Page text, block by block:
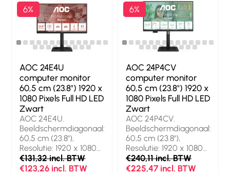
Oorspronkelijke
beeldverhouding: 16:9,
Kijkhoek, horizontaal:
178°, Kijkhoek, verticaal:
178°. Ingebouwde
USB-hub, Versie USB-
hub: 2.0 / 3.2 Gen 1 (3.1
Gen 1). VESA-montage,
In hoogte verstelbaar.
Kleur van het product:
Zwart
knoppen: 6, Scroll
type: Wiel. Stroombron:
Kabel. Kleur van het
product: Zwart
6%
AOC 24E4U
computer monitor
60,5 cm (23.8") 1920 x
1080 Pixels Full HD LED
Zwart
AOC 24E4U.
Beeldschermdiagonaal:
60,5 cm (23.8"),
Resolutie: 1920 x 1080
Pixels, HD type: Full HD,
Display technologie:
€131,32 incl. BTW
€123,26 incl. BTW
6%
AOC 24P4CV
computer monitor
60,5 cm (23.8") 1920 x
1080 Pixels Full HD LED
Zwart
AOC 24P4CV.
Beeldschermdiagonaal:
60,5 cm (23.8"),
Resolutie: 1920 x 1080
Pixels, HD type: Full HD,
Display technologie:
€240,11 incl. BTW
€225,47 incl. BTW